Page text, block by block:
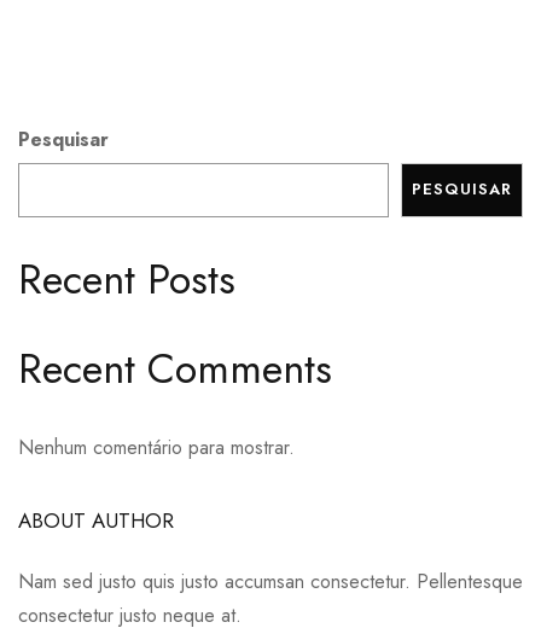
Pesquisar
PESQUISAR
Recent Posts
Recent Comments
Nenhum comentário para mostrar.
ABOUT AUTHOR
Nam sed justo quis justo accumsan consectetur. Pellentesque
consectetur justo neque at.